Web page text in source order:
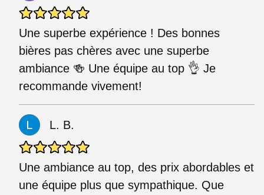
Une superbe expérience ! Des bonnes
bières pas chères avec une superbe
ambiance 🍻 Une équipe au top 👌 Je
recommande vivement!
L. B.
Une ambiance au top, des prix abordables et
une équipe plus que sympathique. Que